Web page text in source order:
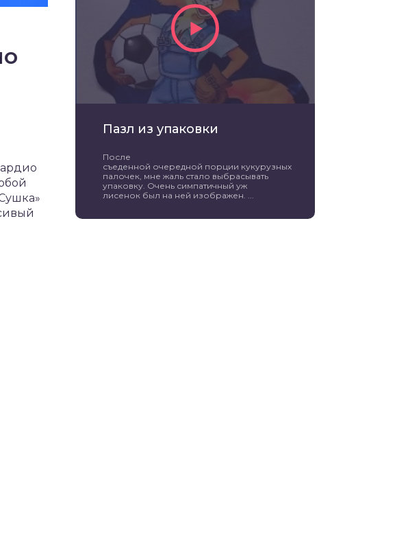
Пазл из упаковки
После
съеденной очередной порции кукурузных
палочек, мне жаль стало выбрасывать
упаковку. Очень симпатичный уж
лисенок был на ней изображен. ...